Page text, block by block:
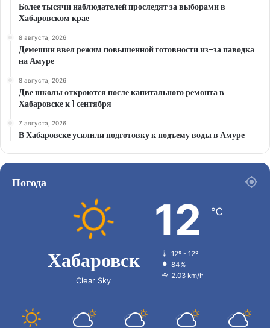
Более тысячи наблюдателей проследят за выборами в
Хабаровском крае
8 августа, 2026
Демешин ввел режим повышенной готовности из-за паводка
на Амуре
8 августа, 2026
Две школы откроются после капитального ремонта в
Хабаровске к 1 сентября
7 августа, 2026
В Хабаровске усилили подготовку к подъему воды в Амуре
Погода
Хабаровск
Clear Sky
12 ℃
12º - 12º
84%
2.03 km/h